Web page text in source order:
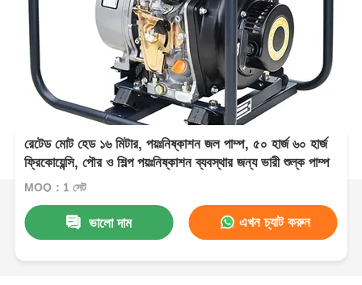
রেটেড মোট হেড ১৬ মিটার, পয়ঃনিষ্কাশন জল পাম্প, ৫০ হার্জ ৬০ হার্জ
ফ্রিকোয়েন্সি, পৌর ও শিল্প পয়ঃনিষ্কাশন ব্যবস্থার জন্য ভারী শুল্ক পাম্প
MOQ：1 সেট
ভালো দাম এখন চ্যাট করুন